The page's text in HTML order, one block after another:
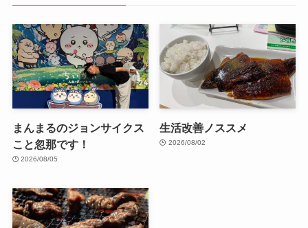
まんまるのジョンサイクス
こと忽那です！
2026/08/05
生活改善ノススメ
2026/08/02